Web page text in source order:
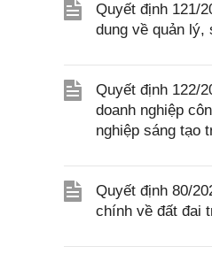
Quyết định 121/
dung về quản lý,
Quyết định 122/
doanh nghiệp
nghiệp sáng tạo
Quyết định 80/
chính về đất đai